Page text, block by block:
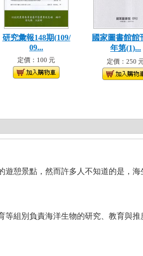
研究彙報148期(109/
09...
定價：100 元
國家圖書館館
年第(1)...
定價：250
憩景點，然而許多人不知道的是，海
組別負責海洋生物的研究、教育與推